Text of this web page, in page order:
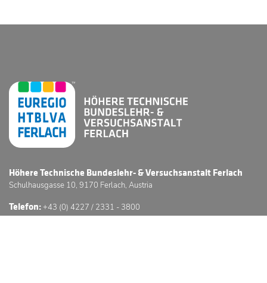
Höhere Technische Bundeslehr- & Versuchsanstalt Ferlach
Schulhausgasse 10, 9170 Ferlach, Austria
Telefon:+43 (0) 4227 / 2331 - 3800
E-Mail: